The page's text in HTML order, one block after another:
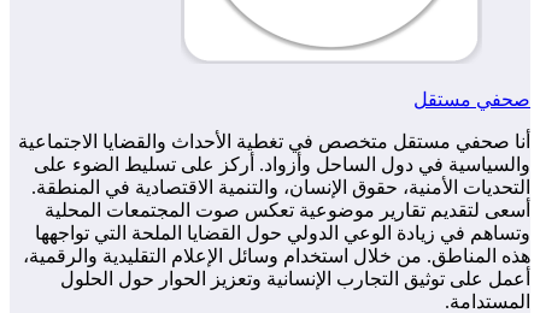
صحفي مستقل
أنا صحفي مستقل متخصص في تغطية الأحداث والقضايا الاجتماعية
والسياسية في دول الساحل وأزواد. أركز على تسليط الضوء على
التحديات الأمنية، حقوق الإنسان، والتنمية الاقتصادية في المنطقة.
أسعى لتقديم تقارير موضوعية تعكس صوت المجتمعات المحلية
وتساهم في زيادة الوعي الدولي حول القضايا الملحة التي تواجهها
هذه المناطق. من خلال استخدام وسائل الإعلام التقليدية والرقمية،
أعمل على توثيق التجارب الإنسانية وتعزيز الحوار حول الحلول
المستدامة.